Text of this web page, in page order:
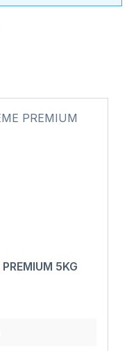
5KG